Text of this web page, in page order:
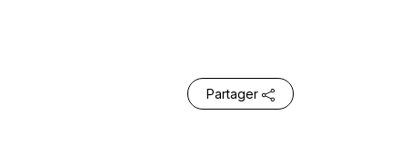
Partager